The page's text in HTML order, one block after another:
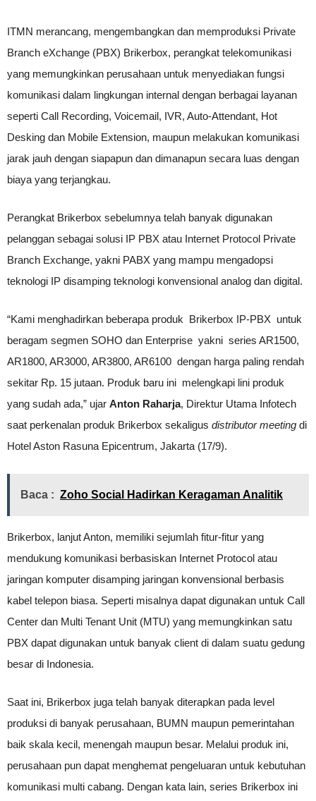
ITMN merancang, mengembangkan dan memproduksi Private
Branch eXchange (PBX) Brikerbox, perangkat telekomunikasi
yang memungkinkan perusahaan untuk menyediakan fungsi
komunikasi dalam lingkungan internal dengan berbagai layanan
seperti Call Recording, Voicemail, IVR, Auto-Attendant, Hot
Desking dan Mobile Extension, maupun melakukan komunikasi
jarak jauh dengan siapapun dan dimanapun secara luas dengan
biaya yang terjangkau.
Perangkat Brikerbox sebelumnya telah banyak digunakan
pelanggan sebagai solusi IP PBX atau Internet Protocol Private
Branch Exchange, yakni PABX yang mampu mengadopsi
teknologi IP disamping teknologi konvensional analog dan digital.
“Kami menghadirkan beberapa produk Brikerbox IP-PBX untuk
beragam segmen SOHO dan Enterprise yakni series AR1500,
AR1800, AR3000, AR3800, AR6100 dengan harga paling rendah
sekitar Rp. 15 jutaan. Produk baru ini melengkapi lini produk
yang sudah ada,” ujar Anton Raharja, Direktur Utama Infotech
saat perkenalan produk Brikerbox sekaligus distributor meeting di
Hotel Aston Rasuna Epicentrum, Jakarta (17/9).
Baca : Zoho Social Hadirkan Keragaman Analitik
Brikerbox, lanjut Anton, memiliki sejumlah fitur-fitur yang
mendukung komunikasi berbasiskan Internet Protocol atau
jaringan komputer disamping jaringan konvensional berbasis
kabel telepon biasa. Seperti misalnya dapat digunakan untuk Call
Center dan Multi Tenant Unit (MTU) yang memungkinkan satu
PBX dapat digunakan untuk banyak client di dalam suatu gedung
besar di Indonesia.
Saat ini, Brikerbox juga telah banyak diterapkan pada level
produksi di banyak perusahaan, BUMN maupun pemerintahan
baik skala kecil, menengah maupun besar. Melalui produk ini,
perusahaan pun dapat menghemat pengeluaran untuk kebutuhan
komunikasi multi cabang. Dengan kata lain, series Brikerbox ini